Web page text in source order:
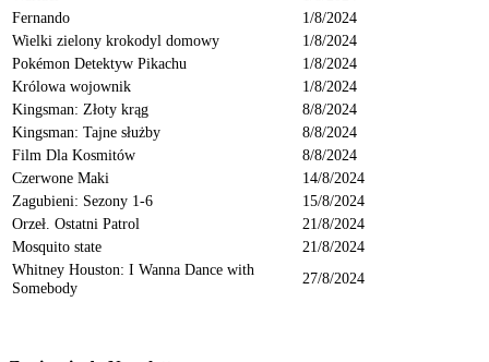
Fernando
1/8/2024
Wielki zielony krokodyl domowy
1/8/2024
Pokémon Detektyw Pikachu
1/8/2024
Królowa wojownik
1/8/2024
Kingsman: Złoty krąg
8/8/2024
Kingsman: Tajne służby
8/8/2024
Film Dla Kosmitów
8/8/2024
Czerwone Maki
14/8/2024
Zagubieni: Sezony 1-6
15/8/2024
Orzeł. Ostatni Patrol
21/8/2024
Mosquito state
21/8/2024
Whitney Houston: I Wanna Dance with
Somebody
27/8/2024